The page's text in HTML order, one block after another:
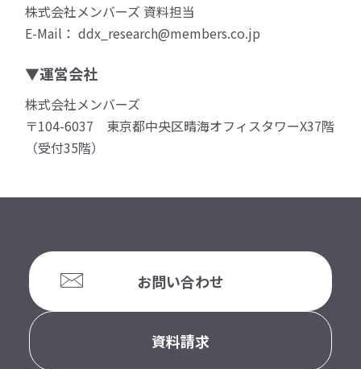
株式会社メンバーズ 資料担当
E-Mail： ddx_research@members.co.jp
▼運営会社
株式会社メンバーズ
〒104-6037 東京都中央区晴海オフィスタワーX37階
（受付35階）
お問い合わせ
資料請求